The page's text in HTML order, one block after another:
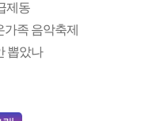
제동
족 음악축제
뽑았나